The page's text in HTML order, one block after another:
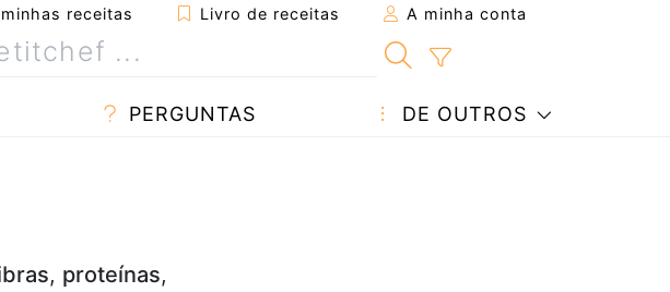
receitas Livro de receitas A minha conta
PERGUNTAS DE OUTROS
, proteínas,